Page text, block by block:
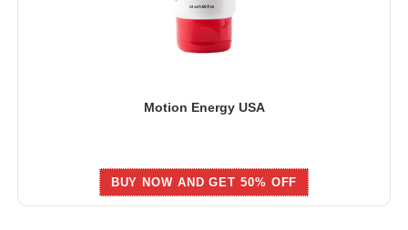
Motion Energy USA
BUY NOW AND GET 50% OFF